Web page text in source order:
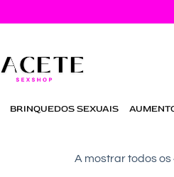
BRINQUEDOS SEXUAIS
A mostrar todos